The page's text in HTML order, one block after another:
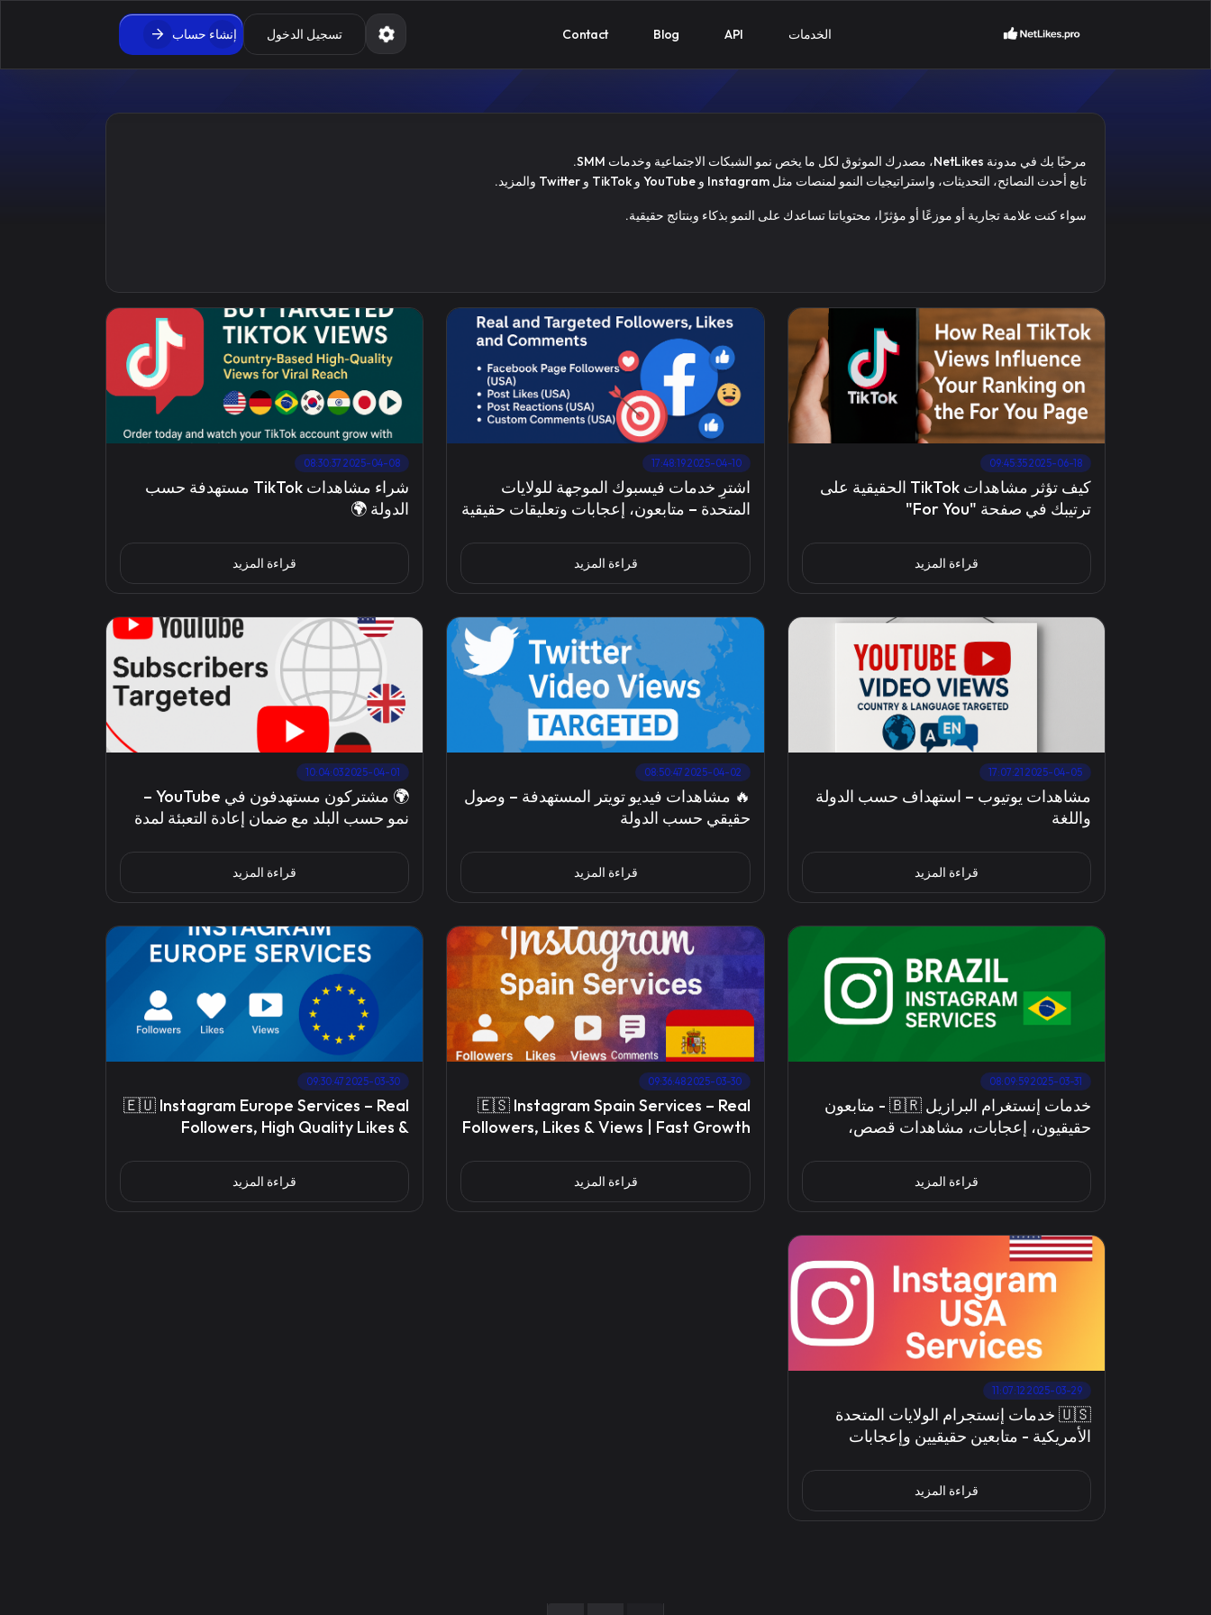
الخدمات API
Blog
Contact تسجيل الدخول إنشاء حساب
مرحبًا بك في مدونة NetLikes، مصدرك الموثوق لكل ما يخص نمو الشبكات الاجتماعية وخدمات SMM.
تابع أحدث النصائح، التحديثات، واستراتيجيات النمو لمنصات مثل Instagram و YouTube و TikTok و Twitter والمزيد.
سواء كنت علامة تجارية أو موزعًا أو مؤثرًا، محتوياتنا تساعدك على النمو بذكاء وبنتائج حقيقية.
2025-06-18 09:45:35
كيف تؤثر مشاهدات TikTok الحقيقية على
ترتيبك في صفحة "For You"
قراءة المزيد
2025-04-10 17:48:19
اشترِ خدمات فيسبوك الموجهة للولايات
المتحدة – متابعون، إعجابات وتعليقات حقيقية
قراءة المزيد
2025-04-08 08:30:37
شراء مشاهدات TikTok مستهدفة حسب
الدولة 🌍
قراءة المزيد
2025-04-05 17:07:21
مشاهدات يوتيوب – استهداف حسب الدولة
واللغة
قراءة المزيد
2025-04-02 08:50:47
🔥 مشاهدات فيديو تويتر المستهدفة – وصول
حقيقي حسب الدولة
قراءة المزيد
2025-04-01 10:04:03
🌍 مشتركون مستهدفون في YouTube –
نمو حسب البلد مع ضمان إعادة التعبئة لمدة
قراءة المزيد
2025-03-31 08:09:59
خدمات إنستغرام البرازيل 🇧🇷 - متابعون
حقيقيون، إعجابات، مشاهدات قصص،
خلال 30 يومًا
قراءة المزيد
2025-03-30 09:36:48
🇪🇸 Instagram Spain Services – Real
Followers, Likes & Views | Fast Growth
قراءة المزيد
2025-03-30 09:30:47
🇪🇺 Instagram Europe Services – Real
Followers, High Quality Likes &
قراءة المزيد
2025-03-29 11:07:12
🇺🇸 خدمات إنستجرام الولايات المتحدة
الأمريكية - متابعين حقيقيين وإعجابات
قراءة المزيد